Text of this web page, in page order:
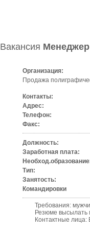
Вакансия
Организация:
Продажа
Контакты:
Адрес:
Телефон:
Факс:
Должность:
Заработная плата:
Тип:
Занятость:
Командировки
Требования:
Резюме высылать
Контактные лица: